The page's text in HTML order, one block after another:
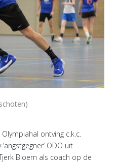
ontving c.k.c.
ODO uit
Bloem als coach op de